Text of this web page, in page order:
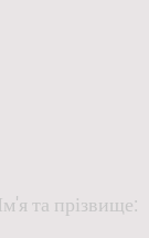
та прізвище: